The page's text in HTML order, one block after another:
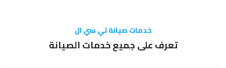
خدمات صيانة تي سي ال
تعرف على جميع خدمات الصيانة